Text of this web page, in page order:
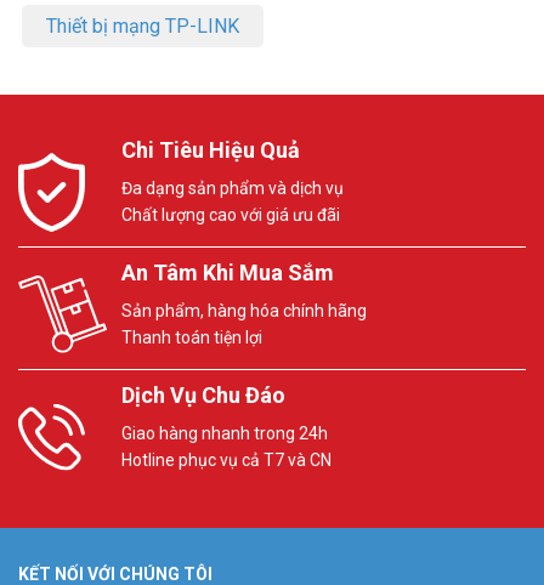
Thiết bị mạng TP-LINK
Chi Tiêu Hiệu Quả
Đa dạng sản phẩm và dịch vụ
Chất lượng cao với giá ưu đãi
An Tâm Khi Mua Sắm
Sản phẩm, hàng hóa chính hãng
Thanh toán tiện lợi
Dịch Vụ Chu Đáo
Giao hàng nhanh trong 24h
Hotline phục vụ cả T7 và CN
KẾT NỐI VỚI CHÚNG TÔI